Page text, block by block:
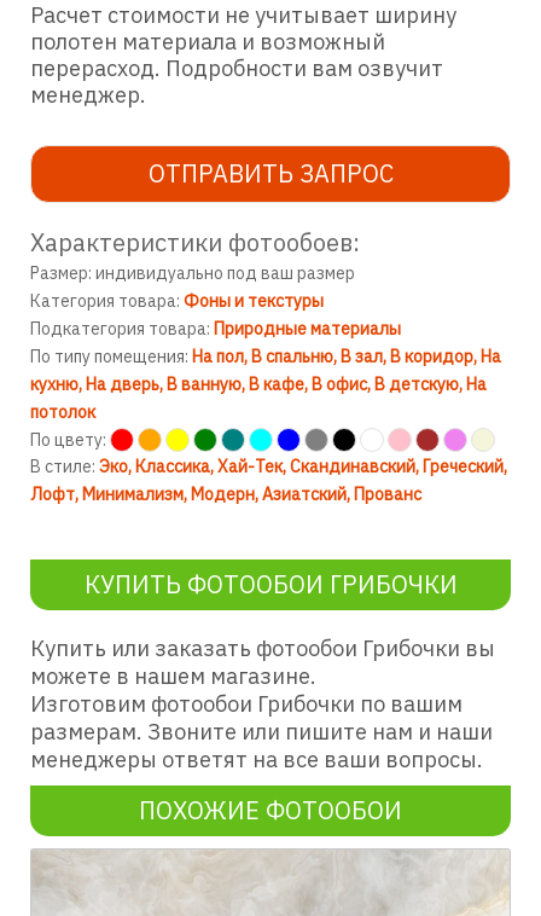
Расчет стоимости не учитывает ширину
полотен материала и возможный
перерасход. Подробности вам озвучит
менеджер.
ОТПРАВИТЬ ЗАПРОС
Характеристики фотообоев:
Размер: индивидуально под ваш размер
Категория товара: Фоны и текстуры
Подкатегория товара: Природные материалы
По типу помещения: На пол В спальню В зал В коридор На
кухню На дверь В ванную В кафе В офис В детскую На
потолок
По цвету:
В стиле: Эко Классика Хай-Тек Скандинавский Греческий
Лофт Минимализм Модерн Азиатский Прованс
КУПИТЬ ФОТООБОИ ГРИБОЧКИ
Купить или заказать фотообои Грибочки вы
можете в нашем магазине.
Изготовим фотообои Грибочки по вашим
размерам. Звоните или пишите нам и наши
менеджеры ответят на все ваши вопросы.
ПОХОЖИЕ ФОТООБОИ